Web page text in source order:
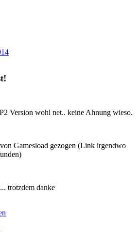
Version wohl net.. keine Ahnung wieso.
Gamesload gezogen (Link irgendwo
trotzdem danke